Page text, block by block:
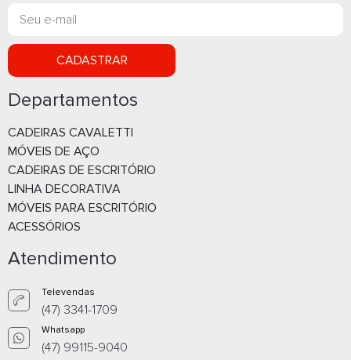
CADASTRAR
Departamentos
CADEIRAS CAVALETTI
MÓVEIS DE AÇO
CADEIRAS DE ESCRITÓRIO
LINHA DECORATIVA
MÓVEIS PARA ESCRITÓRIO
ACESSÓRIOS
Atendimento
Televendas
(47) 3341-1709
Whatsapp
(47) 99115-9040